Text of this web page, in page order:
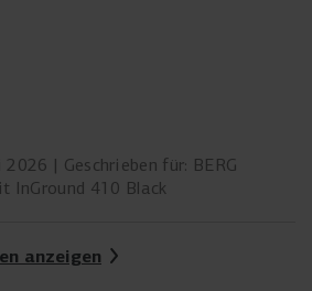
2026
Geschrieben für: BERG
InGround 410 Black
anzeigen